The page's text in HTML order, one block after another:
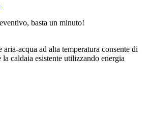
basta un minuto!
acqua ad alta temperatura consente di
caldaia esistente utilizzando energia